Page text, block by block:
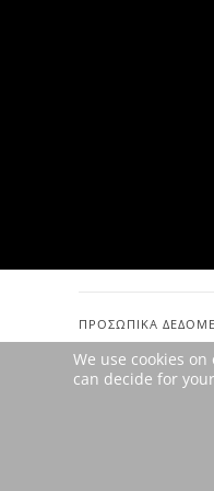
ΠΡΟΣΩΠΙΚΆ
We use cookies
can decide for